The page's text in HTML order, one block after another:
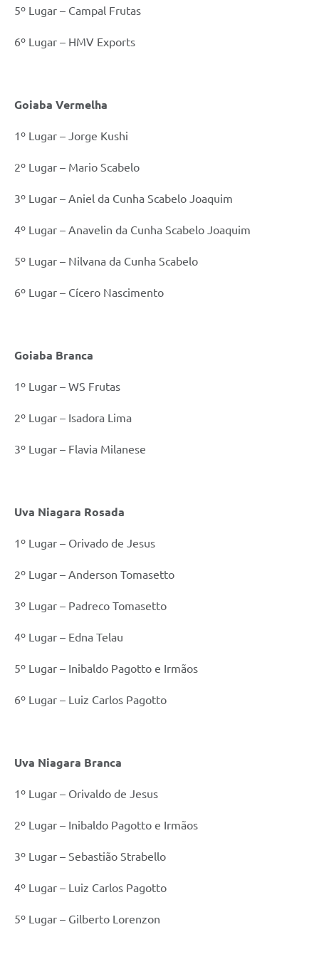
5º Lugar – Campal Frutas
6º Lugar – HMV Exports
Goiaba Vermelha
1º Lugar – Jorge Kushi
2º Lugar – Mario Scabelo
3º Lugar – Aniel da Cunha Scabelo Joaquim
4º Lugar – Anavelin da Cunha Scabelo Joaquim
5º Lugar – Nilvana da Cunha Scabelo
6º Lugar – Cícero Nascimento
Goiaba Branca
1º Lugar – WS Frutas
2º Lugar – Isadora Lima
3º Lugar – Flavia Milanese
Uva Niagara Rosada
1º Lugar – Orivado de Jesus
2º Lugar – Anderson Tomasetto
3º Lugar – Padreco Tomasetto
4º Lugar – Edna Telau
5º Lugar – Inibaldo Pagotto e Irmãos
6º Lugar – Luiz Carlos Pagotto
Uva Niagara Branca
1º Lugar – Orivaldo de Jesus
2º Lugar – Inibaldo Pagotto e Irmãos
3º Lugar – Sebastião Strabello
4º Lugar – Luiz Carlos Pagotto
5º Lugar – Gilberto Lorenzon